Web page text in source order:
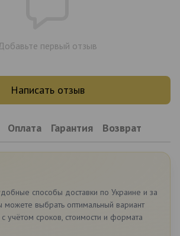
первый отзыв
Написать отзыв
Оплата Гарантия Возврат
способы доставки по Украине и за
выбрать оптимальный вариант
с учётом сроков, стоимости и формата